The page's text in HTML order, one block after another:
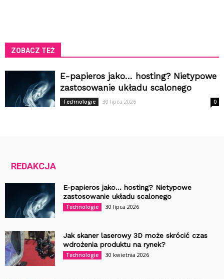
ZOBACZ TEŻ
E-papieros jako… hosting? Nietypowe
zastosowanie układu scalonego
Technologie 30 lipca 2026 0
REDAKCJA
E-papieros jako… hosting? Nietypowe
zastosowanie układu scalonego
Technologie 30 lipca 2026
Jak skaner laserowy 3D może skrócić czas
wdrożenia produktu na rynek?
Technologie 30 kwietnia 2026